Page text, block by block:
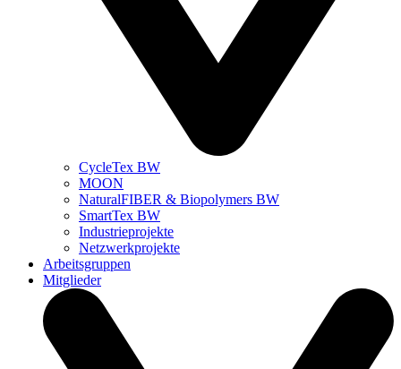
CycleTex BW
MOON
NaturalFIBER & Biopolymers BW
SmartTex BW
Industrieprojekte
Netzwerkprojekte
Arbeitsgruppen
Mitglieder